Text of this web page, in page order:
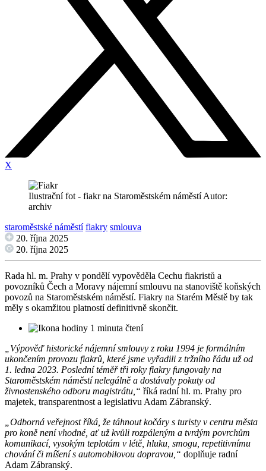
X
Ilustrační fot - fiakr na Staroměstském náměstí Autor:
archiv
staroměstské náměstí fiakry smlouva
20. října 2025
20. října 2025
Rada hl. m. Prahy v pondělí vypověděla Cechu fiakristů a
povozníků Čech a Moravy nájemní smlouvu na stanoviště koňských
povozů na Staroměstském náměstí. Fiakry na Starém Městě by tak
měly s okamžitou platností definitivně skončit.
1 minuta čtení
„Výpověď historické nájemní smlouvy z roku 1994 je formálním
ukončením provozu fiakrů, které jsme vyřadili z tržního řádu už od
1. ledna 2023. Poslední téměř tři roky fiakry fungovaly na
Staroměstském náměstí nelegálně a dostávaly pokuty od
živnostenského odboru magistrátu,“ říká radní hl. m. Prahy pro
majetek, transparentnost a legislativu Adam Zábranský.
„Odborná veřejnost říká, že táhnout kočáry s turisty v centru města
pro koně není vhodné, ať už kvůli rozpáleným a tvrdým povrchům
komunikací, vysokým teplotám v létě, hluku, smogu, repetitivnímu
chování či míšení s automobilovou dopravou,“ doplňuje radní
Adam Zábranský.